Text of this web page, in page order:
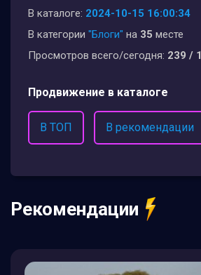
В каталоге: 2024-10-15 16:00:34
В категории "Блоги" на 35 месте
Просмотров всего/сегодня: 239 / 1
Продвижение в каталоге
В ТОП В рекомендации
Рекомендации